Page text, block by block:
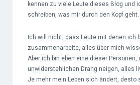
kennen zu viele Leute dieses Blog und
schreiben, was mir durch den Kopf geht.
Ich will nicht, dass Leute mit denen ich
zusammenarbeite, alles über mich
Aber ich bin eben eine dieser Personen,
unwiderstehlichen Drang neigen, alles
Je mehr mein Leben sich ändert, desto